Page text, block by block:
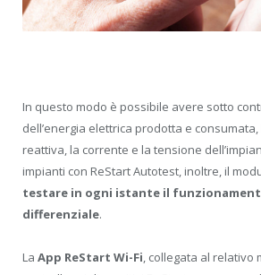
In questo modo è possibile avere sotto
dell’energia elettrica prodotta e
reattiva, la corrente e la tensione
impianti con ReStart Autotest, inoltre, il
testare in ogni istante il
differenziale.
La App ReStart Wi-Fi, collegata al relativo